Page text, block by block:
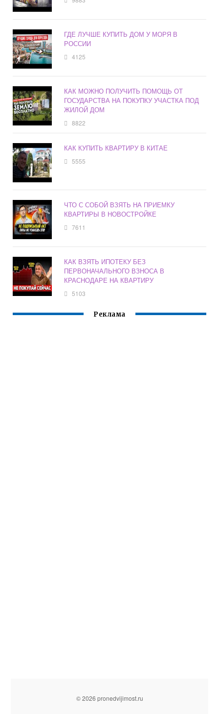
ГДЕ ЛУЧШЕ КУПИТЬ ДОМ У МОРЯ В
РОССИИ
4125
КАК МОЖНО ПОЛУЧИТЬ ПОМОЩЬ ОТ
ГОСУДАРСТВА НА ПОКУПКУ УЧАСТКА ПОД
ЖИЛОЙ ДОМ
8822
КАК КУПИТЬ КВАРТИРУ В КИТАЕ
5555
ЧТО С СОБОЙ ВЗЯТЬ НА ПРИЕМКУ
КВАРТИРЫ В НОВОСТРОЙКЕ
7611
КАК ВЗЯТЬ ИПОТЕКУ БЕЗ
ПЕРВОНАЧАЛЬНОГО ВЗНОСА В
КРАСНОДАРЕ НА КВАРТИРУ
5103
Реклама
© 2026 pronedvijimost.ru